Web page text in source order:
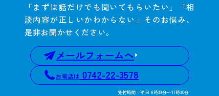
「まずは話だけでも聞いてもらいたい」「相
談内容が正しいかわからない」そのお悩み、
是非お聞かせください。
メールフォームへ
お電話は 0742-22-3578
受付時間：平日 8時30分〜17時30分